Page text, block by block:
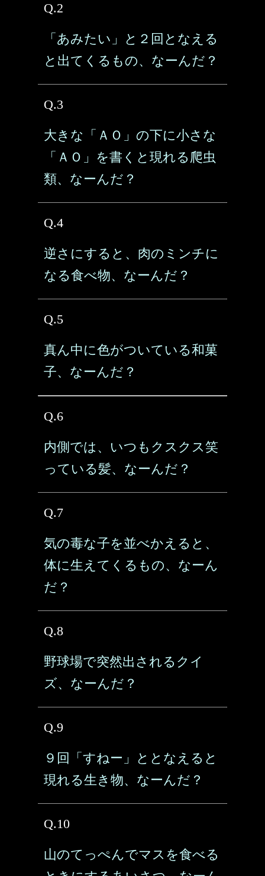
Q.2
「あみたい」と２回となえる
と出てくるもの、なーんだ？
Q.3
大きな「ＡＯ」の下に小さな
「ＡＯ」を書くと現れる爬虫
類、なーんだ？
Q.4
逆さにすると、肉のミンチに
なる食べ物、なーんだ？
Q.5
真ん中に色がついている和菓
子、なーんだ？
Q.6
内側では、いつもクスクス笑
っている髪、なーんだ？
Q.7
気の毒な子を並べかえると、
体に生えてくるもの、なーん
だ？
Q.8
野球場で突然出されるクイ
ズ、なーんだ？
Q.9
９回「すねー」ととなえると
現れる生き物、なーんだ？
Q.10
山のてっぺんでマスを食べる